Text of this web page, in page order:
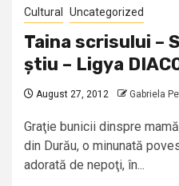
Cultural Uncategorized
Taina scrisului –
știu – Ligya
August 27, 2012 Gabriela
Graţie bunicii dinspre
din Durău, o minunată
adorată de nepoţi, în...